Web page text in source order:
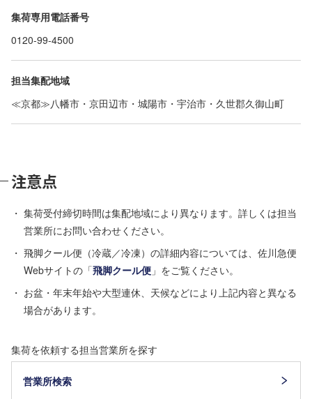
集荷専用電話番号
0120-99-4500
担当集配地域
≪京都≫八幡市・京田辺市・城陽市・宇治市・久世郡久御山町
注意点
集荷受付締切時間は集配地域により異なります。詳しくは担当
営業所にお問い合わせください。
飛脚クール便（冷蔵／冷凍）の詳細内容については、佐川急便
Webサイトの「飛脚クール便」をご覧ください。
お盆・年末年始や大型連休、天候などにより上記内容と異なる
場合があります。
集荷を依頼する担当営業所を探す
営業所検索